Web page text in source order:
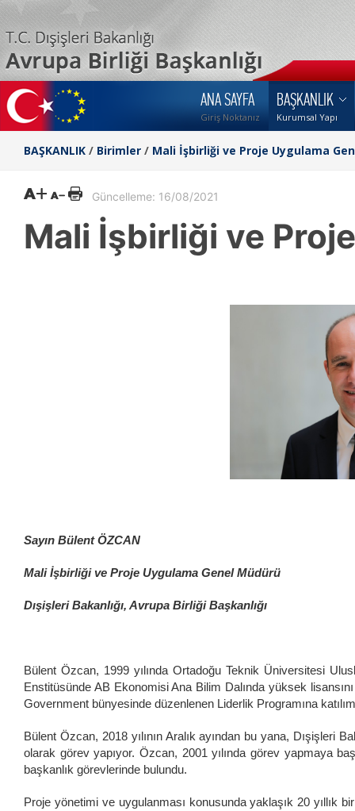
ANA SAYFA
Giriş Noktanız
BAŞKANLIK
Kurumsal Yapı
BAŞKANLIK / Birimler / Mali İşbirliği ve Proje Uygulama
Güncelleme: 16/08/2021
Mali İşbirliği ve
Sayın Bülent ÖZCAN
Mali İşbirliği ve Proje Uygulama Genel Müdürü
Dışişleri Bakanlığı, Avrupa Birliği Başkanlığı
Bülent Özcan, 1999 yılında Ortadoğu Teknik Üniversitesi
Enstitüsünde AB Ekonomisi Ana Bilim Dalında yüksek
Government bünyesinde düzenlenen Liderlik Programına
Bülent Özcan, 2018 yılının Aralık ayından bu yana, Dışişleri
olarak görev yapıyor. Özcan, 2001 yılında görev yapmaya
başkanlık görevlerinde bulundu.
Proje yönetimi ve uygulanması konusunda yaklaşık 20 yıllık